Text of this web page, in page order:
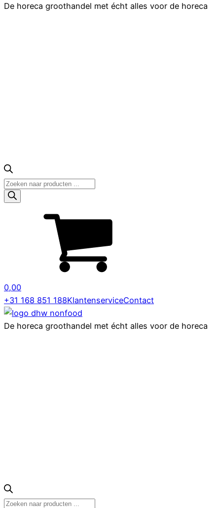
De horeca groothandel met écht alles voor de horeca
Producten
zoeken
0,00
+31 168 851 188KlantenserviceContact
De horeca groothandel met écht alles voor de horeca
Producten